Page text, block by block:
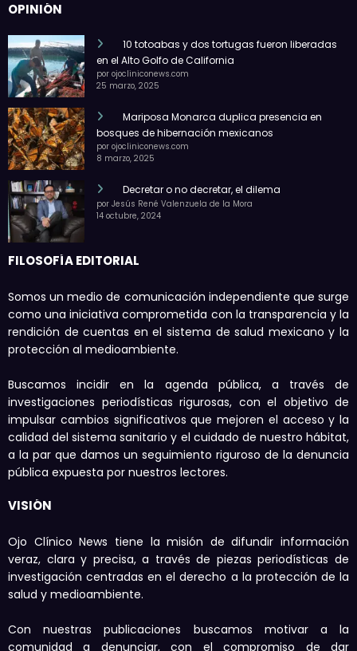
OPINIÓN
10 totoabas y dos tortugas fueron liberadas
en el Alto Golfo de California
por ojocliniconews.com
25 marzo, 2025
Mariposa Monarca duplica presencia en
bosques de hibernación mexicanos
por ojocliniconews.com
8 marzo, 2025
Decretar o no decretar, el dilema
por Jesús René Valenzuela de la Mora
14 octubre, 2024
FILOSOFÍA EDITORIAL
Somos un medio de comunicación independiente que surge
como una iniciativa comprometida con la transparencia y la
rendición de cuentas en el sistema de salud mexicano y la
protección al medioambiente.
Buscamos incidir en la agenda pública, a través de
investigaciones periodísticas rigurosas, con el objetivo de
impulsar cambios significativos que mejoren el acceso y la
calidad del sistema sanitario y el cuidado de nuestro hábitat,
a la par que damos un seguimiento riguroso de la denuncia
pública expuesta por nuestros lectores.
VISIÓN
Ojo Clínico News tiene la misión de difundir información
veraz, clara y precisa, a través de piezas periodísticas de
investigación centradas en el derecho a la protección de la
salud y medioambiente.
Con nuestras publicaciones buscamos motivar a la
comunidad a denunciar, con el compromiso de dar